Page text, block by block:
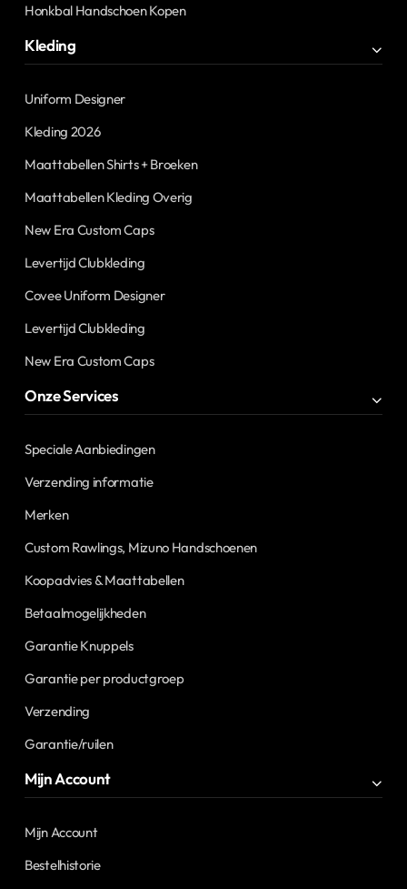
Honkbal Handschoen Kopen
Kleding
Uniform Designer
Kleding 2026
Maattabellen Shirts + Broeken
Maattabellen Kleding Overig
New Era Custom Caps
Levertijd Clubkleding
Covee Uniform Designer
Levertijd Clubkleding
New Era Custom Caps
Onze Services
Speciale Aanbiedingen
Verzending informatie
Merken
Custom Rawlings, Mizuno Handschoenen
Koopadvies & Maattabellen
Betaalmogelijkheden
Garantie Knuppels
Garantie per productgroep
Verzending
Garantie/ruilen
Mijn Account
Mijn Account
Bestelhistorie